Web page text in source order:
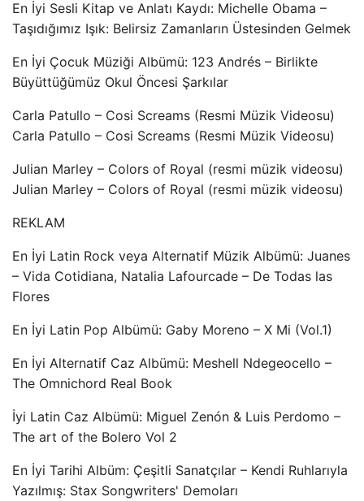
En İyi Sesli Kitap ve Anlatı Kaydı: Michelle Obama –
Taşıdığımız Işık: Belirsiz Zamanların Üstesinden Gelmek
En İyi Çocuk Müziği Albümü: 123 Andrés – Birlikte
Büyüttüğümüz Okul Öncesi Şarkılar
Carla Patullo – Cosi Screams (Resmi Müzik Videosu)
Carla Patullo – Cosi Screams (Resmi Müzik Videosu)
Julian Marley – Colors of Royal (resmi müzik videosu)
Julian Marley – Colors of Royal (resmi müzik videosu)
REKLAM
En İyi Latin Rock veya Alternatif Müzik Albümü: Juanes
– Vida Cotidiana, Natalia Lafourcade – De Todas las
Flores
En İyi Latin Pop Albümü: Gaby Moreno – X Mi (Vol.1)
En İyi Alternatif Caz Albümü: Meshell Ndegeocello –
The Omnichord Real Book
İyi Latin Caz Albümü: Miguel Zenón & Luis Perdomo –
The art of the Bolero Vol 2
En İyi Tarihi Albüm: Çeşitli Sanatçılar – Kendi Ruhlarıyla
Yazılmış: Stax Songwriters' Demoları